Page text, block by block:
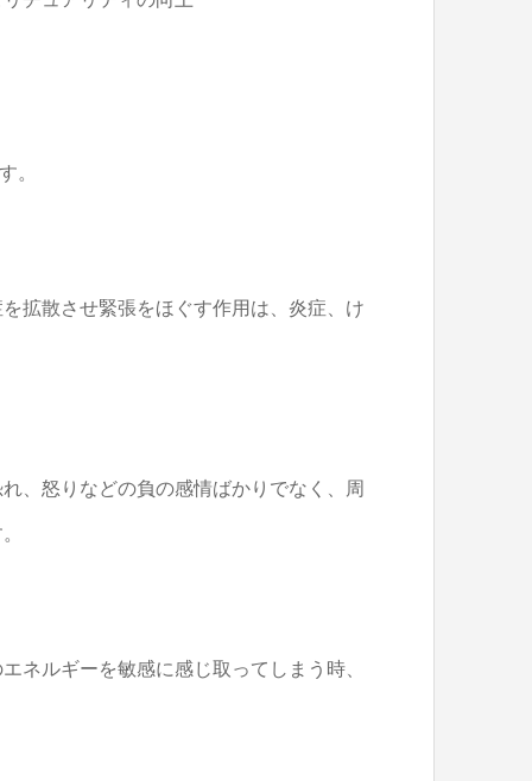
。
拡散させ緊張をほぐす作用は、炎症、け
、怒りなどの負の感情ばかりでなく、周
ネルギーを敏感に感じ取ってしまう時、